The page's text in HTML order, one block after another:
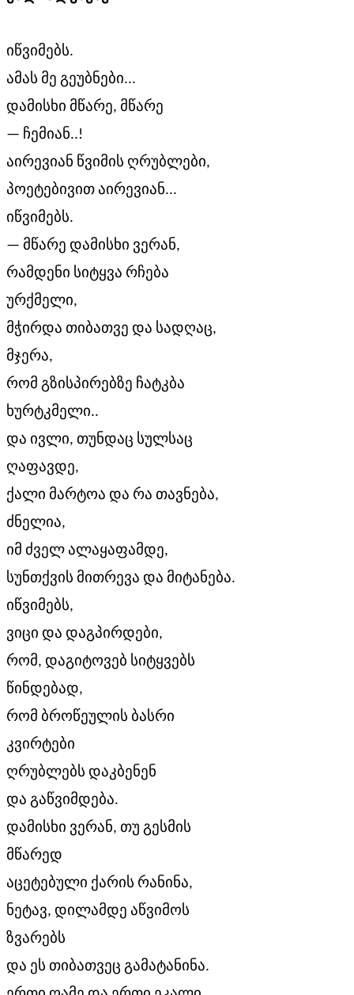
იწვიმებს.
ამას მე გეუბნები...
დამისხი მწარე, მწარე
— ჩემიან..!
აირევიან წვიმის ღრუბლები,
პოეტებივით აირევიან...
იწვიმებს.
— მწარე დამისხი ვერან,
რამდენი სიტყვა რჩება
ურქმელი,
მჭირდა თიბათვე და სადღაც,
მჯერა,
რომ გზისპირებზე ჩატკბა
ხურტკმელი..
და ივლი, თუნდაც სულსაც
ღაფავდე,
ქალი მარტოა და რა თავნება,
ძნელია,
იმ ძველ ალაყაფამდე,
სუნთქვის მითრევა და მიტანება.
იწვიმებს,
ვიცი და დაგპირდები,
რომ, დაგიტოვებ სიტყვებს
წინდებად,
რომ ბროწეულის ბასრი
კვირტები
ღრუბლებს დაკბენენ
და გაწვიმდება.
დამისხი ვერან, თუ გესმის
მწარედ
აცეტებული ქარის რანინა,
ნეტავ, დილამდე აწვიმოს
ზვარებს
და ეს თიბათვეც გამატანინა.